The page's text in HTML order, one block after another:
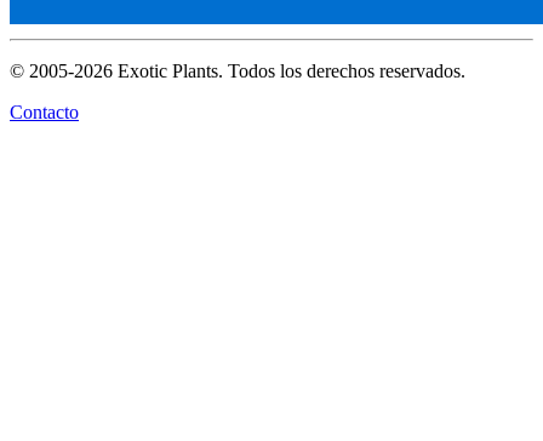
© 2005-2026 Exotic Plants. Todos los derechos reservados.
Contacto